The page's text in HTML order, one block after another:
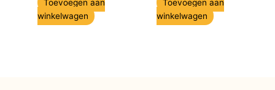
Toevoegen aan
winkelwagen
Toevoegen aan
winkelwagen